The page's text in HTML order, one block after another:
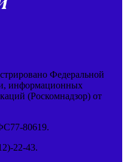
Федеральной
информационных
(Роскомнадзор) от
80619.
22-43.